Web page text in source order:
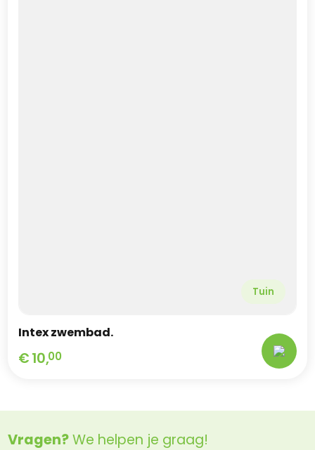
Tuin
Intex zwembad.
€10,00
Vragen?We helpen je graag!